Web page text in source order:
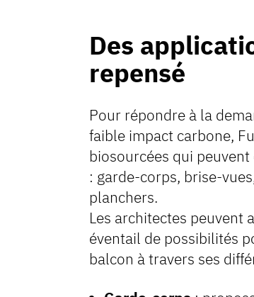
Des
repensé
Pour répondre à la
faible impact carbone,
biosourcées qui
: garde-corps, brise-
planchers.
Les architectes peuvent
éventail de possibilités
balcon à travers ses